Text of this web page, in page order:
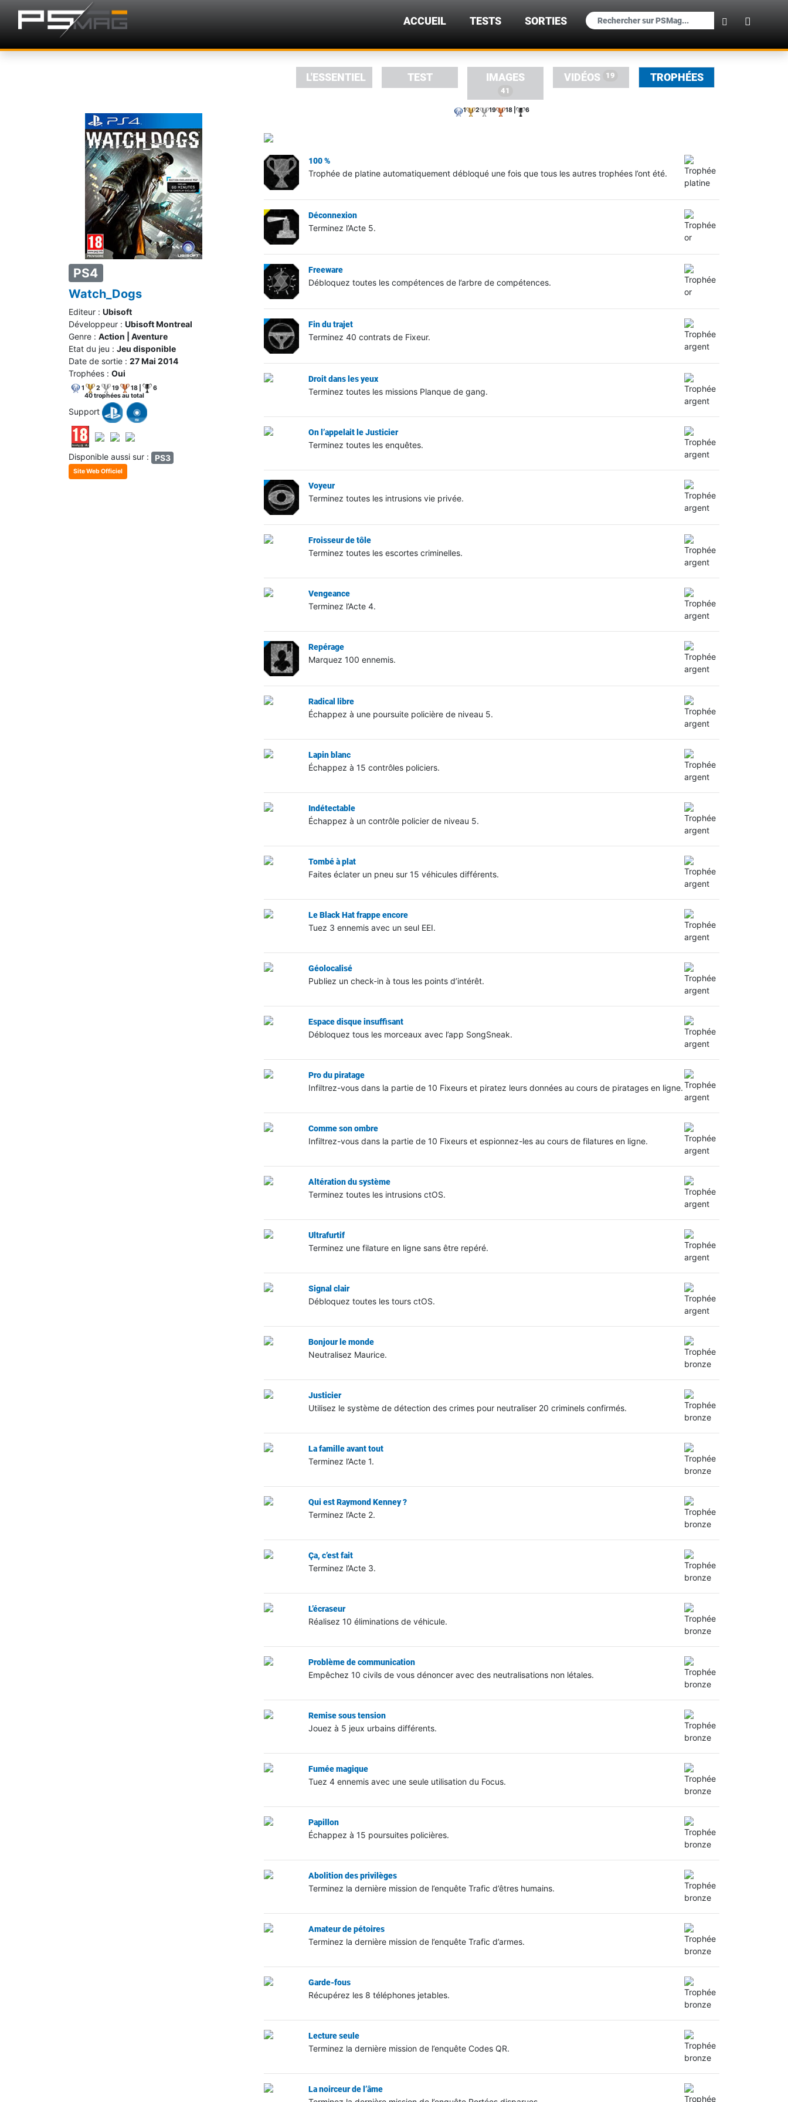
×
ACCUEIL TESTS SORTIES
L'ESSENTIEL TEST IMAGES
41
VIDÉOS 19 TROPHÉES
PS4
Watch_Dogs
Editeur : Ubisoft
Développeur : Ubisoft Montreal
Genre : Action | Aventure
Etat du jeu : Jeu disponible
Date de sortie : 27 Mai 2014
Trophées : Oui
1 2 19 18 |
6
40 trophées au total
Support
Disponible aussi sur : PS3
Site Web Officiel
1 2 19 18 | 6
100 %
Trophée de platine automatiquement débloqué une fois que tous les autres trophées l’ont été.
Déconnexion
Terminez l’Acte 5.
Freeware
Débloquez toutes les compétences de l’arbre de compétences.
Fin du trajet
Terminez 40 contrats de Fixeur.
Droit dans les yeux
Terminez toutes les missions Planque de gang.
On l’appelait le Justicier
Terminez toutes les enquêtes.
Voyeur
Terminez toutes les intrusions vie privée.
Froisseur de tôle
Terminez toutes les escortes criminelles.
Vengeance
Terminez l’Acte 4.
Repérage
Marquez 100 ennemis.
Radical libre
Échappez à une poursuite policière de niveau 5.
Lapin blanc
Échappez à 15 contrôles policiers.
Indétectable
Échappez à un contrôle policier de niveau 5.
Tombé à plat
Faites éclater un pneu sur 15 véhicules différents.
Le Black Hat frappe encore
Tuez 3 ennemis avec un seul EEI.
Géolocalisé
Publiez un check-in à tous les points d’intérêt.
Espace disque insuffisant
Débloquez tous les morceaux avec l’app SongSneak.
Pro du piratage
Infiltrez-vous dans la partie de 10 Fixeurs et piratez leurs données au cours de piratages en ligne.
Comme son ombre
Infiltrez-vous dans la partie de 10 Fixeurs et espionnez-les au cours de filatures en ligne.
Altération du système
Terminez toutes les intrusions ctOS.
Ultrafurtif
Terminez une filature en ligne sans être repéré.
Signal clair
Débloquez toutes les tours ctOS.
Bonjour le monde
Neutralisez Maurice.
Justicier
Utilisez le système de détection des crimes pour neutraliser 20 criminels confirmés.
La famille avant tout
Terminez l’Acte 1.
Qui est Raymond Kenney ?
Terminez l’Acte 2.
Ça, c’est fait
Terminez l’Acte 3.
L’écraseur
Réalisez 10 éliminations de véhicule.
Problème de communication
Empêchez 10 civils de vous dénoncer avec des neutralisations non létales.
Remise sous tension
Jouez à 5 jeux urbains différents.
Fumée magique
Tuez 4 ennemis avec une seule utilisation du Focus.
Papillon
Échappez à 15 poursuites policières.
Abolition des privilèges
Terminez la dernière mission de l’enquête Trafic d’êtres humains.
Amateur de pétoires
Terminez la dernière mission de l’enquête Trafic d’armes.
Garde-fous
Récupérez les 8 téléphones jetables.
Lecture seule
Terminez la dernière mission de l’enquête Codes QR.
La noirceur de l’âme